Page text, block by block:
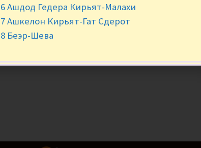
6 Ашдод Гедера Кирьят-Малахи
7 Ашкелон Кирьят-Гат Сдерот
8 Беэр-Шева